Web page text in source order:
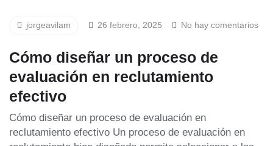
jorgeavilam 26 febrero, 2025 No hay comentarios
Cómo diseñar un proceso de
evaluación en reclutamiento
efectivo
Cómo diseñar un proceso de evaluación en
reclutamiento efectivo Un proceso de evaluación en